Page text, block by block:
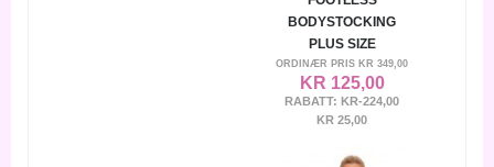
BODYSTOCKING
PLUS SIZE
ORDINÆR PRIS KR 349,00
KR 125,00
RABATT: KR-224,00
KR 25,00